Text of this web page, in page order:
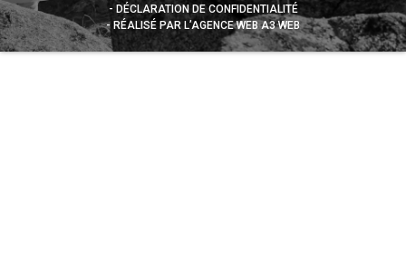
DÉCLARATION DE CONFIDENTIALITÉ
RÉALISÉ PAR L’AGENCE WEB A3 WEB